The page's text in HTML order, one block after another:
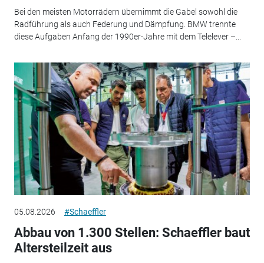
Bei den meisten Motorrädern übernimmt die Gabel sowohl die
Radführung als auch Federung und Dämpfung. BMW trennte
diese Aufgaben Anfang der 1990er-Jahre mit dem Telelever –...
05.08.2026 #Schaeffler
Abbau von 1.300 Stellen: Schaeffler baut
Altersteilzeit aus